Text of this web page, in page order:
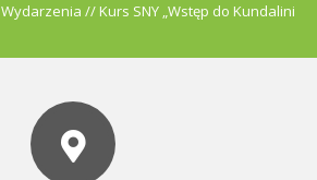
Wydarzenia //Kurs SNY „Wstęp do Kundalini